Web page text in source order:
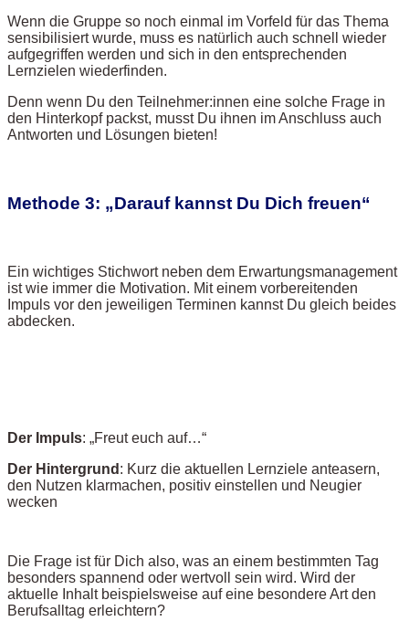
Wenn die Gruppe so noch einmal im Vorfeld für das Thema
sensibilisiert wurde, muss es natürlich auch schnell wieder
aufgegriffen werden und sich in den entsprechenden
Lernzielen wiederfinden.
Denn wenn Du den Teilnehmer:innen eine solche Frage in
den Hinterkopf packst, musst Du ihnen im Anschluss auch
Antworten und Lösungen bieten!
Methode 3: „Darauf kannst Du Dich freuen“
Ein wichtiges Stichwort neben dem Erwartungsmanagement
ist wie immer die Motivation. Mit einem vorbereitenden
Impuls vor den jeweiligen Terminen kannst Du gleich beides
abdecken.
Der Impuls: „Freut euch auf…“
Der Hintergrund : Kurz die aktuellen Lernziele anteasern,
den Nutzen klarmachen, positiv einstellen und Neugier
wecken
Die Frage ist für Dich also, was an einem bestimmten Tag
besonders spannend oder wertvoll sein wird. Wird der
aktuelle Inhalt beispielsweise auf eine besondere Art den
Berufsalltag erleichtern?